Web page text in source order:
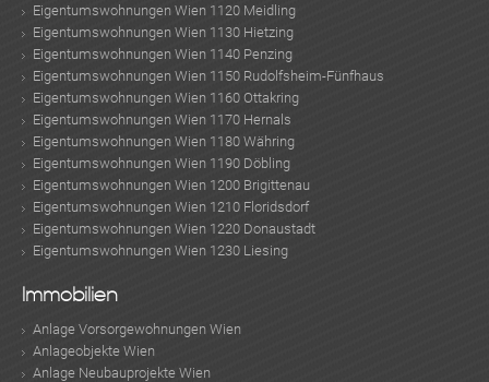
Eigentumswohnungen Wien 1120 Meidling
Eigentumswohnungen Wien 1130 Hietzing
Eigentumswohnungen Wien 1140 Penzing
Eigentumswohnungen Wien 1150 Rudolfsheim-Fünfhaus
Eigentumswohnungen Wien 1160 Ottakring
Eigentumswohnungen Wien 1170 Hernals
Eigentumswohnungen Wien 1180 Währing
Eigentumswohnungen Wien 1190 Döbling
Eigentumswohnungen Wien 1200 Brigittenau
Eigentumswohnungen Wien 1210 Floridsdorf
Eigentumswohnungen Wien 1220 Donaustadt
Eigentumswohnungen Wien 1230 Liesing
Immobilien
Anlage Vorsorgewohnungen Wien
Anlageobjekte Wien
Anlage Neubauprojekte Wien